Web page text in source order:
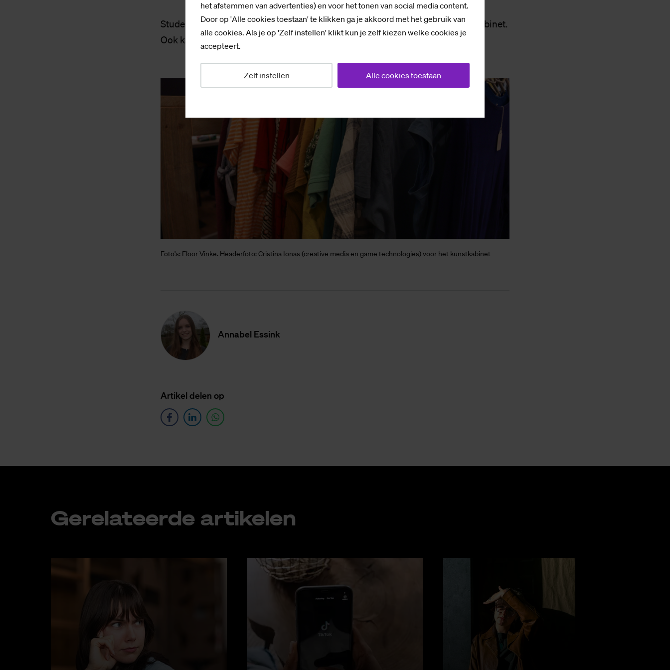
het afstemmen van advertenties) en voor het tonen van social media content.
Door op 'Alle cookies toestaan' te klikken ga je akkoord met het gebruik van
alle cookies. Als je op 'Zelf instellen' klikt kun je zelf kiezen welke cookies je
accepteert.
Zelf instellen Alle cookies toestaan
Studenten kunnen nog de hele week kleding komen uitzoeken bij het kunstkabinet.
Ook kan er voor elf uur s ‘ochtends nog kleding ingeleverd worden.
Foto's: Floor Vinke. Headerfoto: Cristina Ionas (creative media en game technologies) voor het kunstkabinet
An­na­bel Es­sink
Ar­ti­kel de­len op
Ge­re­la­teer­de ar­ti­ke­len